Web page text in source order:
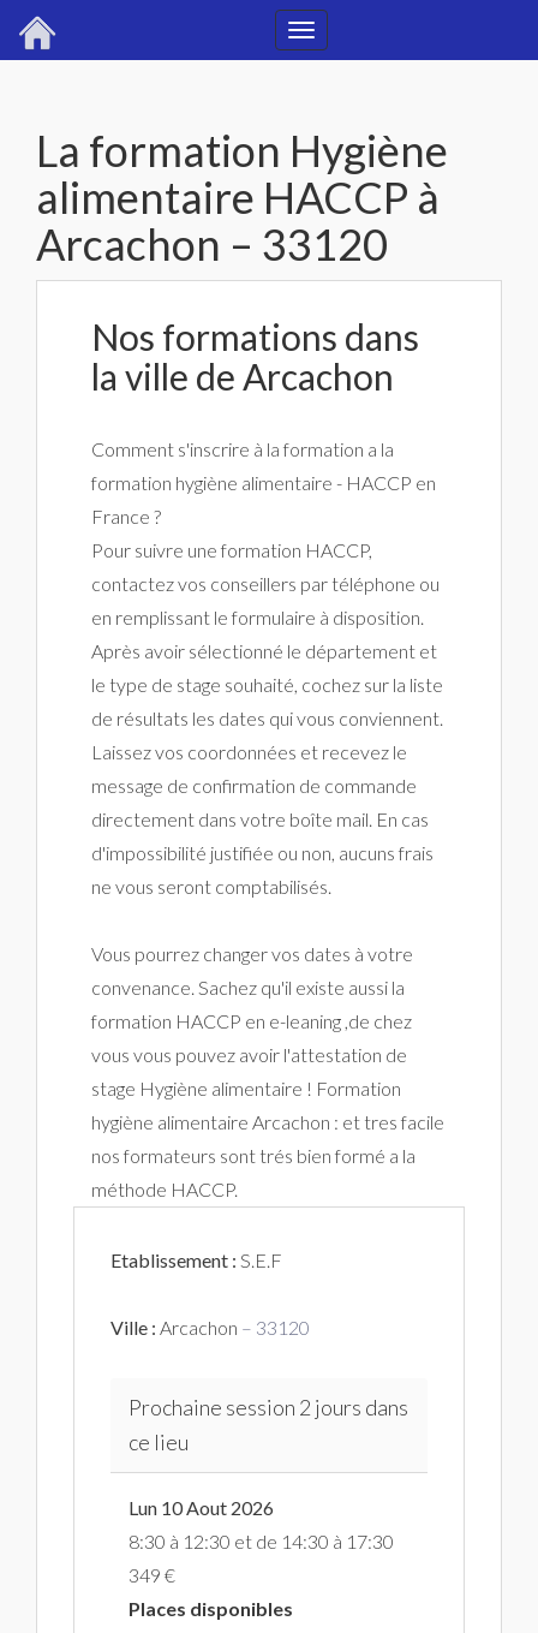
Toggle
La formation Hygiène
alimentaire HACCP à
Arcachon – 33120
Nos formations dans
la ville de Arcachon
Comment s'inscrire à la formation a la
formation hygiène alimentaire - HACCP en
France ?
Pour suivre une formation HACCP,
contactez vos conseillers par téléphone ou
en remplissant le formulaire à disposition.
Après avoir sélectionné le département et
le type de stage souhaité, cochez sur la liste
de résultats les dates qui vous conviennent.
Laissez vos coordonnées et recevez le
message de confirmation de commande
directement dans votre boîte mail. En cas
d'impossibilité justifiée ou non, aucuns frais
ne vous seront comptabilisés.
Vous pourrez changer vos dates à votre
convenance. Sachez qu'il existe aussi la
formation HACCP en e-leaning ,de chez
vous vous pouvez avoir l'attestation de
stage Hygiène alimentaire ! Formation
hygiène alimentaire Arcachon : et tres facile
nos formateurs sont trés bien formé a la
méthode HACCP.
Etablissement : S.E.F
Ville : Arcachon – 33120
Prochaine session 2 jours dans
ce lieu
Lun 10 Aout 2026
8:30 à 12:30 et de 14:30 à 17:30
349 €
Places disponibles